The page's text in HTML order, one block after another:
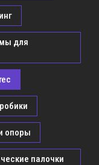
для
опоры
палочки